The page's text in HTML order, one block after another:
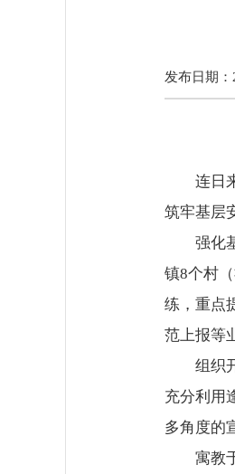
发布日期：
连日来
筑牢基层
强化基
镇8个村
练，重点
范上报等
组织开
充分利用
多角度的
寓教于